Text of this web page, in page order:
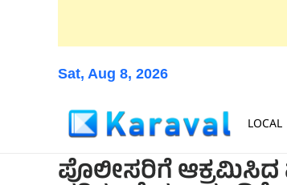
Sat, Aug 8, 2026
LOCAL
ಪೊಲೀಸರಿಗೆ ಆಕ್ರಮಿಸಿದ